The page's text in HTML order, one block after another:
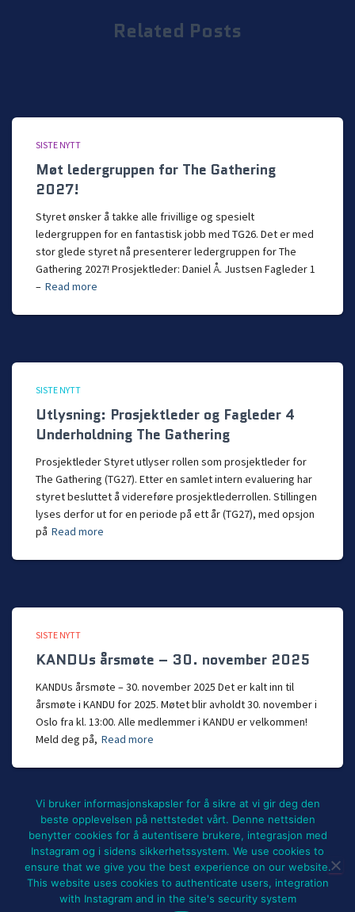
Related Posts
SISTE NYTT
Møt ledergruppen for The Gathering
2027!
Styret ønsker å takke alle frivillige og spesielt
ledergruppen for en fantastisk jobb med TG26. Det er med
stor glede styret nå presenterer ledergruppen for The
Gathering 2027! Prosjektleder: Daniel Å. Justsen Fagleder 1
– Read more
SISTE NYTT
Utlysning: Prosjektleder og Fagleder 4
Underholdning The Gathering
Prosjektleder Styret utlyser rollen som prosjektleder for
The Gathering (TG27). Etter en samlet intern evaluering har
styret besluttet å videreføre prosjektlederrollen. Stillingen
lyses derfor ut for en periode på ett år (TG27), med opsjon
på Read more
SISTE NYTT
KANDUs årsmøte – 30. november 2025
KANDUs årsmøte – 30. november 2025 Det er kalt inn til
årsmøte i KANDU for 2025. Møtet blir avholdt 30. november i
Oslo fra kl. 13:00. Alle medlemmer i KANDU er velkommen!
Meld deg på, Read more
NYHETER BLI MEDLEM! UTSTYRSLEIE
ARRANGEMENTER OG PROSJEKTER FOR MEDLEMMER OM KANDU
Vi bruker informasjonskapsler for å sikre at vi gir deg den
beste opplevelsen på nettstedet vårt. Denne nettsiden
benytter cookies for å autentisere brukere, integrasjon med
Instagram og i sidens sikkerhetssystem. We use cookies to
ensure that we give you the best experience on our website.
This website uses cookies to authenticate users, integration
with Instagram and in the site's security system